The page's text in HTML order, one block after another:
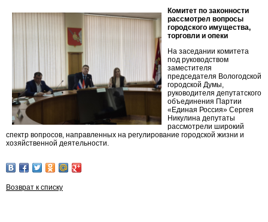
Комитет по законности
рассмотрел вопросы
городского имущества,
торговли и опеки
На заседании комитета
под руководством
заместителя
председателя Вологодской
городской Думы,
руководителя депутатского
объединения Партии
«Единая Россия» Сергея
Никулина депутаты
рассмотрели широкий
спектр вопросов, направленных на регулирование городской жизни и
хозяйственной деятельности.
Возврат к списку